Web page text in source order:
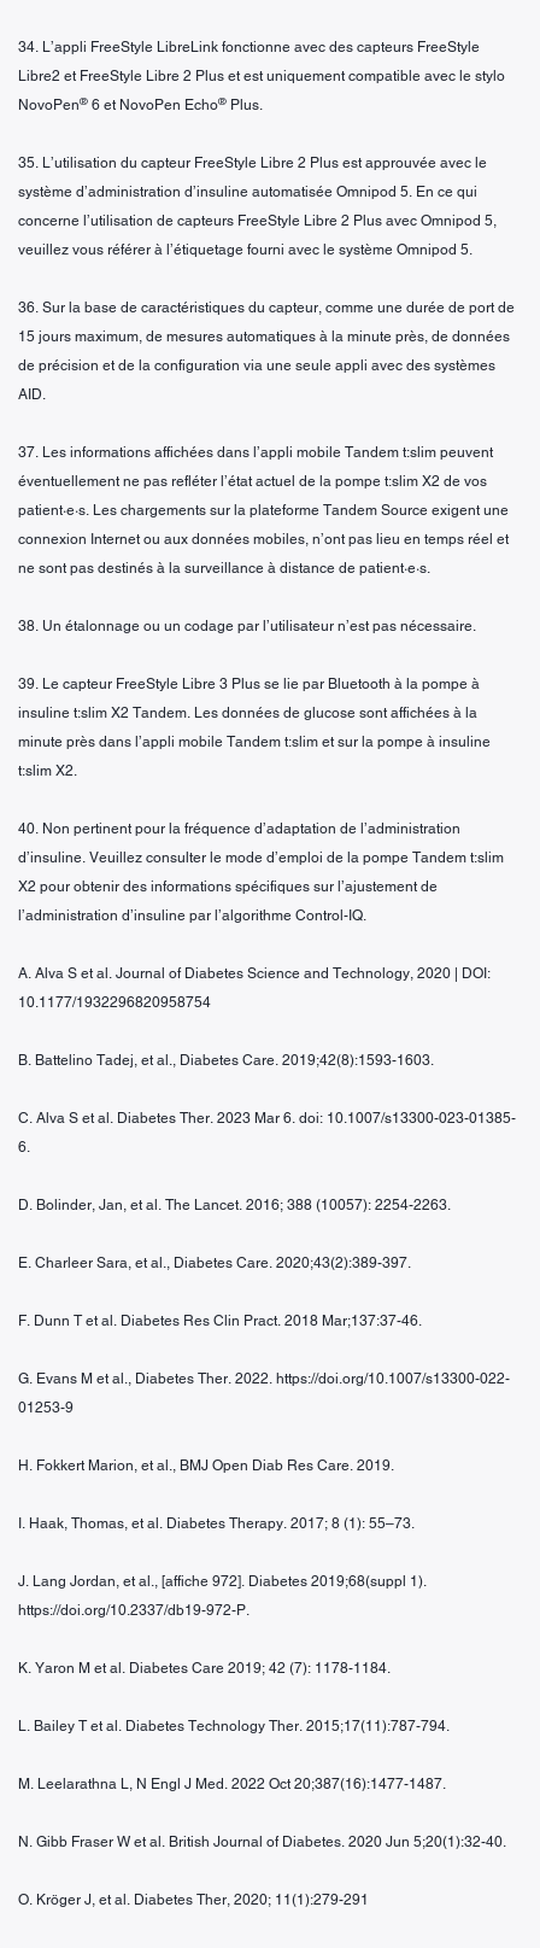
34. L’appli FreeStyle LibreLink fonctionne avec des capteurs FreeStyle
Libre2 et FreeStyle Libre 2 Plus et est uniquement compatible avec le stylo
NovoPen® 6 et NovoPen Echo® Plus.
35. L’utilisation du capteur FreeStyle Libre 2 Plus est approuvée avec le
système d’administration d’insuline automatisée Omnipod 5. En ce qui
concerne l’utilisation de capteurs FreeStyle Libre 2 Plus avec Omnipod 5,
veuillez vous référer à l’étiquetage fourni avec le système Omnipod 5.
36. Sur la base de caractéristiques du capteur, comme une durée de port de
15 jours maximum, de mesures automatiques à la minute près, de données
de précision et de la configuration via une seule appli avec des systèmes
AID.
37. Les informations affichées dans l’appli mobile Tandem t:slim peuvent
éventuellement ne pas refléter l’état actuel de la pompe t:slim X2 de vos
patient·e·s. Les chargements sur la plateforme Tandem Source exigent une
connexion Internet ou aux données mobiles, n’ont pas lieu en temps réel et
ne sont pas destinés à la surveillance à distance de patient·e·s.
38. Un étalonnage ou un codage par l’utilisateur n’est pas nécessaire.
39. Le capteur FreeStyle Libre 3 Plus se lie par Bluetooth à la pompe à
insuline t:slim X2 Tandem. Les données de glucose sont affichées à la
minute près dans l’appli mobile Tandem t:slim et sur la pompe à insuline
t:slim X2.
40. Non pertinent pour la fréquence d’adaptation de l’administration
d’insuline. Veuillez consulter le mode d’emploi de la pompe Tandem t:slim
X2 pour obtenir des informations spécifiques sur l’ajustement de
l’administration d’insuline par l’algorithme Control-IQ.
A. Alva S et al. Journal of Diabetes Science and Technology, 2020 | DOI:
10.1177/1932296820958754
B. Battelino Tadej, et al., Diabetes Care. 2019;42(8):1593-1603.
C. Alva S et al. Diabetes Ther. 2023 Mar 6. doi: 10.1007/s13300-023-01385-
6.
D. Bolinder, Jan, et al. The Lancet. 2016; 388 (10057): 2254-2263.
E. Charleer Sara, et al., Diabetes Care. 2020;43(2):389-397.
F. Dunn T et al. Diabetes Res Clin Pract. 2018 Mar;137:37-46.
G. Evans M et al., Diabetes Ther. 2022. https://doi.org/10.1007/s13300-022-
01253-9
H. Fokkert Marion, et al., BMJ Open Diab Res Care. 2019.
I. Haak, Thomas, et al. Diabetes Therapy. 2017; 8 (1): 55–73.
J. Lang Jordan, et al., [affiche 972]. Diabetes 2019;68(suppl 1).
https://doi.org/10.2337/db19-972-P.
K. Yaron M et al. Diabetes Care 2019; 42 (7): 1178-1184.
L. Bailey T et al. Diabetes Technology Ther. 2015;17(11):787-794.
M. Leelarathna L, N Engl J Med. 2022 Oct 20;387(16):1477-1487.
N. Gibb Fraser W et al. British Journal of Diabetes. 2020 Jun 5;20(1):32-40.
O. Kröger J, et al. Diabetes Ther, 2020; 11(1):279-291